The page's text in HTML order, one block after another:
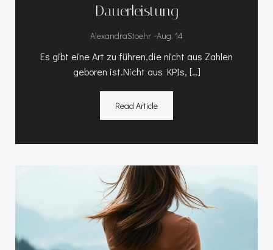
Dauerleistung
AlexandraStoehr -Aug. 14
Es gibt eine Art zu führen,die nicht aus Zahlen
geboren ist.Nicht aus KPIs, […]
Read Article